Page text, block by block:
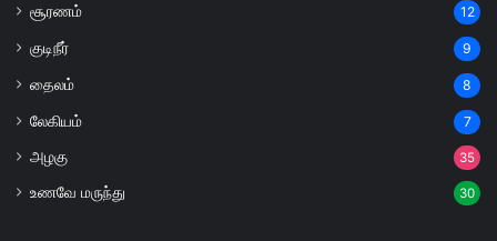
சூரணம் 12
குடிநீர் 9
தைலம் 8
லேகியம் 7
அழகு 35
உணவே மருந்து 30